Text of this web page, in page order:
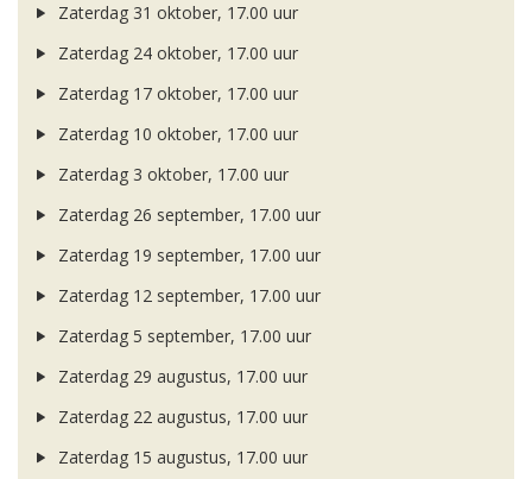
Zaterdag 31 oktober, 17.00 uur
Zaterdag 24 oktober, 17.00 uur
Zaterdag 17 oktober, 17.00 uur
Zaterdag 10 oktober, 17.00 uur
Zaterdag 3 oktober, 17.00 uur
Zaterdag 26 september, 17.00 uur
Zaterdag 19 september, 17.00 uur
Zaterdag 12 september, 17.00 uur
Zaterdag 5 september, 17.00 uur
Zaterdag 29 augustus, 17.00 uur
Zaterdag 22 augustus, 17.00 uur
Zaterdag 15 augustus, 17.00 uur